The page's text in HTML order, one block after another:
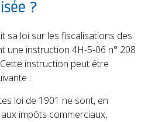
?
sa loi sur les fiscalisations des
une instruction 4H-5-06 n° 208
instruction peut être
:
loi de 1901 ne sont, en
impôts commerciaux,